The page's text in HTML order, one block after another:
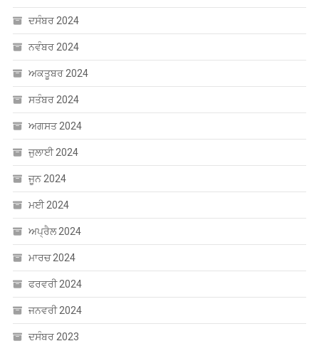
ਅਗਸਤ 2024
ਜੁਲਾਈ 2024
ਜੂਨ 2024
ਮਈ 2024
ਅਪ੍ਰੈਲ 2024
ਮਾਰਚ 2024
ਫਰਵਰੀ 2024
ਜਨਵਰੀ 2024
ਦਸੰਬਰ 2023
ਸਤੰਬਰ 2023
ਅਗਸਤ 2023
CATEGORIES